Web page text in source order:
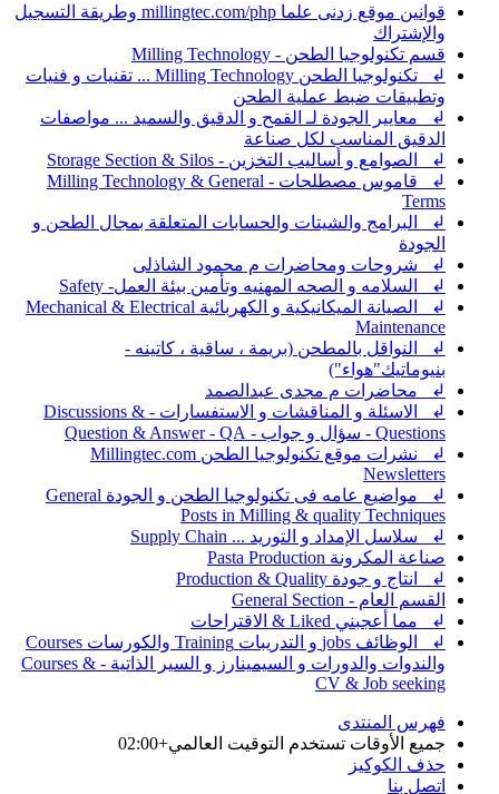
قوانين موقع زدنى علما millingtec.com/php وطريقة التسجيل
والإشتراك
قسم تكنولوجيا الطحن - Milling Technology
↲ تكنولوجيا الطحن Milling Technology ... تقنيات و فنيات
وتطبيقات ضبط عملية الطحن
↲ معايير الجودة لـ القمح و الدقيق والسميد ... مواصفات
الدقيق المناسب لكل صناعة
↲ الصوامع و أساليب التخزين - Storage Section & Silos
↲ قاموس مصطلحات - Milling Technology & General
Terms
↲ البرامج والشيتات والحسابات المتعلقة بمجال الطحن و
الجودة
↲ شروحات ومحاضرات م محمود الشاذلى
↲ السلامه و الصحه المهنيه وتأمين بيئة العمل- Safety
↲ الصيانة الميكانيكية و الكهربائية Mechanical & Electrical
Maintenance
↲ النواقل بالمطحن (بريمة ، ساقية ، كاتينه -
بنيوماتيك"هواء")
↲ محاضرات م مجدى عبدالصمد
↲ الاسئلة و المناقشات و الاستفسارات - Discussions &
Questions - سؤال و جواب - Question & Answer - QA
↲ نشرات موقع تكنولوجيا الطحن Millingtec.com
Newsletters
↲ مواضيع عامه فى تكنولوجيا الطحن و الجودة General
Posts in Milling & quality Techniques
↲ سلاسل الإمداد و التوريد ... Supply Chain
صناعة المكرونة Pasta Production
↲ انتاج و جودة Production & Quality
القسم العام - General Section
↲ مما أعجبني Liked & الاقتراحات
↲ الوظائف jobs و التدريبات Training والكورسات Courses
والندوات والدورات و السيمينارز و السير الذاتية - Courses &
CV & Job seeking
فهرس المنتدى
جميع الأوقات تستخدم التوقيت العالمي+02:00
حذف الكوكيز
اتصل بنا